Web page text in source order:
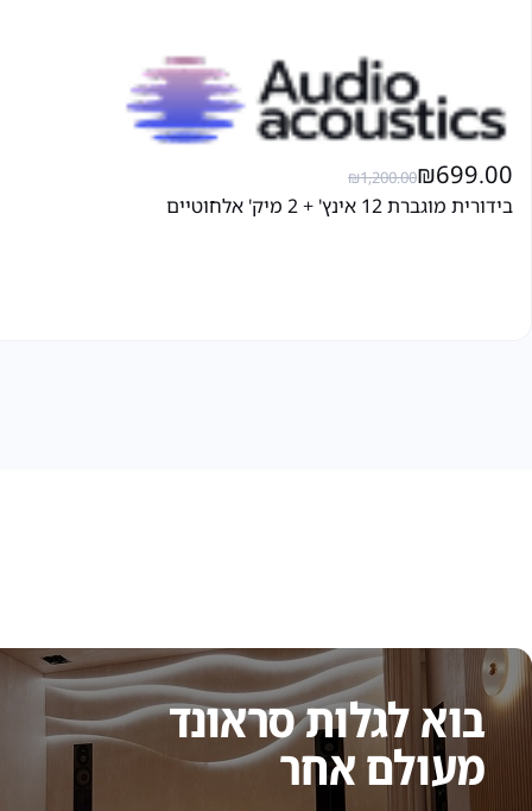
₪1,200.00₪699.00
בידורית מוגברת 12 אינץ' + 2 מיק' אלחוטיים
בוא לגלות סראונד
מעולם אחר